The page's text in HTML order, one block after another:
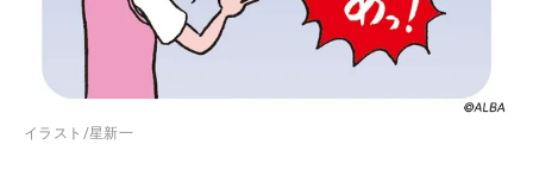
イラスト/星新一